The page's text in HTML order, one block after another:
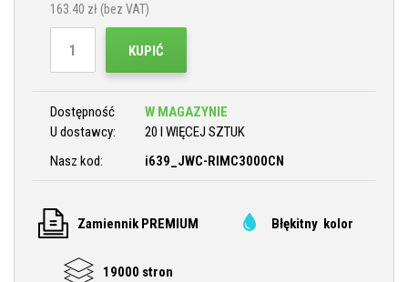
163.40 zł (bez VAT)
KUPIĆ
Dostępność
W MAGAZYNIE
U dostawcy:
20 I WIĘCEJ SZTUK
Nasz kod:
i639_JWC-RIMC3000CN
Zamiennik PREMIUM Błękitny kolor
19000 stron